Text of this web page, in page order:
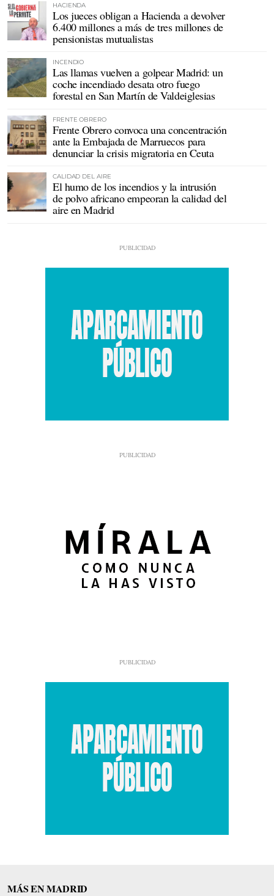
HACIENDA
Los jueces obligan a Hacienda a devolver
6.400 millones a más de tres millones de
pensionistas mutualistas
INCENDIO
Las llamas vuelven a golpear Madrid: un
coche incendiado desata otro fuego
forestal en San Martín de Valdeiglesias
FRENTE OBRERO
Frente Obrero convoca una concentración
ante la Embajada de Marruecos para
denunciar la crisis migratoria en Ceuta
CALIDAD DEL AIRE
El humo de los incendios y la intrusión
de polvo africano empeoran la calidad del
aire en Madrid
MÁS EN MADRID